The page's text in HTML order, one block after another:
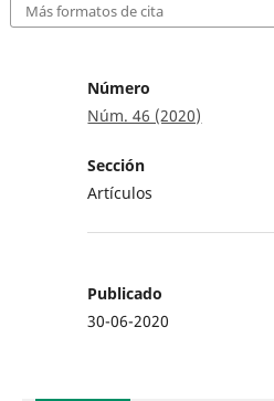
Más formatos de cita
Número
Núm. 46 (2020)
Sección
Artículos
Publicado
30-06-2020